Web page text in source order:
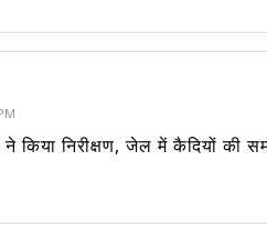
किया निरीक्षण, जेल में कैदियों की